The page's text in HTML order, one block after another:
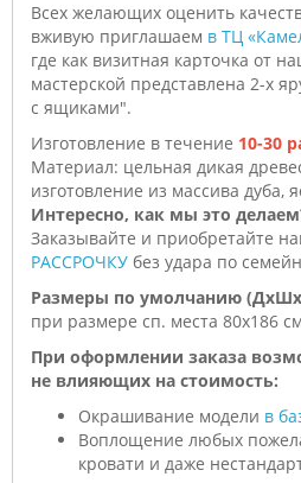
Всех желающих оценить
вживую приглашаем в ТЦ
где как визитная карточка от
мастерской представлена 2-х
с ящиками".
Изготовление в течение 10-30
Материал: цельная дикая
изготовление из массива дуба,
Интересно, как мы это
Заказывайте и приобретайте
РАССРОЧКУ без удара по
Размеры по умолчанию
при размере сп. места 80х186
При оформлении заказа
не влияющих на стоимость:
Окрашивание модели в
Воплощение любых
кровати и даже